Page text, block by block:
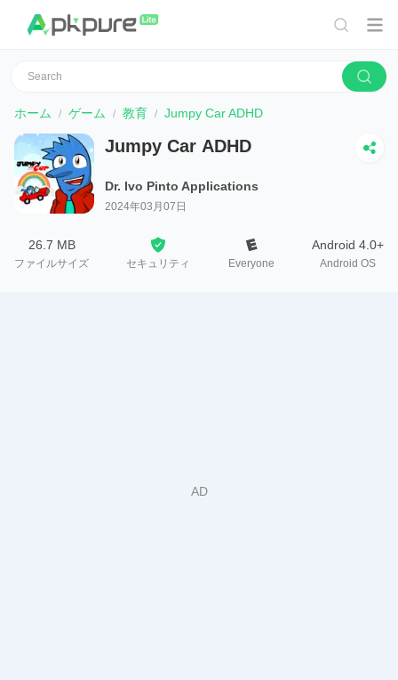
ホーム ゲーム 教育 Jumpy Car ADHD
Jumpy Car ADHD
Dr. Ivo Pinto Applications
2024年03月07日
26.7 MB
ファイルサイズ セキュリティ Everyone
Android 4.0+
Android OS